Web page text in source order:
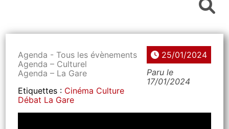
Agenda - Tous les évènements
Agenda – Culturel
Agenda – La Gare
Etiquettes : Cinéma Culture
Débat La Gare
25/01/2024
Paru le
17/01/2024